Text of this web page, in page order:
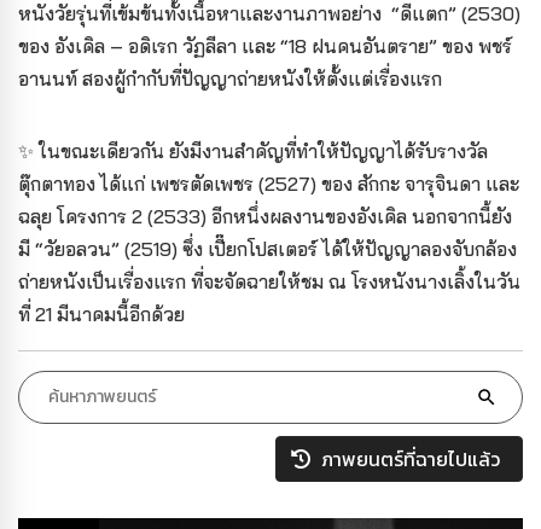
หนังวัยรุ่นที่เข้มข้นทั้งเนื้อหาและงานภาพอย่าง “ดีแตก” (2530)
ของ อังเคิล – อดิเรก วัฏลีลา และ “18 ฝนคนอันตราย” ของ พชร์
อานนท์ สองผู้กำกับที่ปัญญาถ่ายหนังให้ตั้งแต่เรื่องแรก
✨ ในขณะเดียวกัน ยังมีงานสำคัญที่ทำให้ปัญญาได้รับรางวัล
ตุ๊กตาทอง ได้แก่ เพชรตัดเพชร (2527) ของ สักกะ จารุจินดา และ
ฉลุย โครงการ 2 (2533) อีกหนึ่งผลงานของอังเคิล นอกจากนี้ยัง
มี “วัยอลวน” (2519) ซึ่ง เปี๊ยกโปสเตอร์ ได้ให้ปัญญาลองจับกล้อง
ถ่ายหนังเป็นเรื่องแรก ที่จะจัดฉายให้ชม ณ โรงหนังนางเลิ้งในวัน
ที่ 21 มีนาคมนี้อีกด้วย
ภาพยนตร์ที่ฉายไปแล้ว